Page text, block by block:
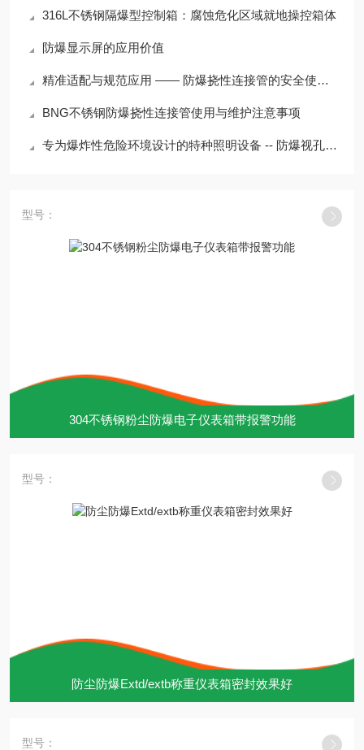
316L不锈钢隔爆型控制箱：腐蚀危化区域就地操控箱体
防爆显示屏的应用价值
精准适配与规范应用 —— 防爆挠性连接管的安全使用要点
BNG不锈钢防爆挠性连接管使用与维护注意事项
专为爆炸性危险环境设计的特种照明设备 -- 防爆视孔灯安装注意事项
型号：
304不锈钢粉尘防爆电子仪表箱带报警功能
型号：
防尘防爆Extd/extb称重仪表箱密封效果好
型号：